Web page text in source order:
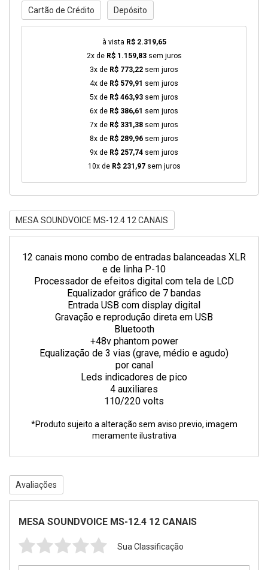
Cartão de Crédito Depósito
à vista R$ 2.319,65
2x de R$ 1.159,83sem juros
3x de R$ 773,22 sem juros
4x de R$ 579,91 sem juros
5x de R$ 463,93 sem juros
6x de R$ 386,61 sem juros
7x de R$ 331,38 sem juros
8x de R$ 289,96 sem juros
9x de R$ 257,74 sem juros
10x de R$ 231,97sem juros
MESA SOUNDVOICE MS-12.4 12 CANAIS
12 canais mono combo de entradas balanceadas XLR
e de linha P-10
Processador de efeitos digital com tela de LCD
Equalizador gráfico de 7 bandas
Entrada USB com display digital
Gravação e reprodução direta em USB
Bluetooth
+48v phantom power
Equalização de 3 vias (grave, médio e agudo)
por canal
Leds indicadores de pico
4 auxiliares
110/220 volts
*Produto sujeito a alteração sem aviso previo, imagem
meramente ilustrativa
Avaliações
MESA SOUNDVOICE MS-12.4 12 CANAIS
Sua Classificação